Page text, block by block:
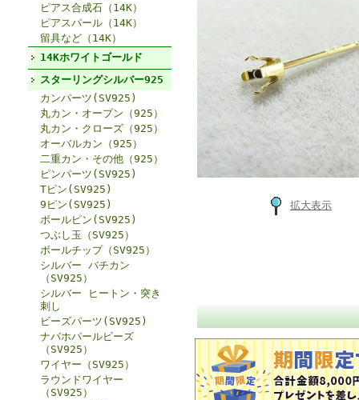
ピアス合成石（14K）
ピアスパール（14K）
留具など（14K）
14Kホワイトゴールド
スターリングシルバー925
カンパーツ(SV925)
丸カン・オープン（925）
丸カン・クローズ（925）
オーバルカン（925）
二重カン・その他（925）
ピンパーツ(SV925)
Tピン(SV925)
9ピン(SV925)
ボールピン(SV925)
つぶし玉（SV925）
ボールチップ（SV925）
シルバー バチカン
（SV925）
シルバー ヒートン・突き
刺し
ビーズパーツ(SV925)
ナバホパールビーズ
（SV925）
ワイヤー（SV925）
ラウンドワイヤー
（SV925）
拡大表示